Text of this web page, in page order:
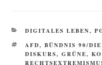
KATEGORIEN
DIGITALES LEBEN,
SCHLAGWÖRTER
AFD, BÜNDNIS 90/
DISKURS, GRÜNE,